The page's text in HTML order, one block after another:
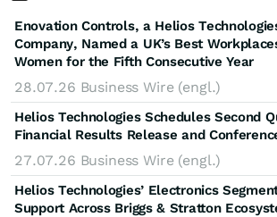
Enovation Controls, a Helios
Company, Named a UK’s Best
Women for the Fifth Consecutive Year
28.07.26 Business Wire (engl.)
Helios Technologies Schedules Second
Financial Results Release and
27.07.26 Business Wire (engl.)
Helios Technologies’ Electronics
Support Across Briggs & Stratton